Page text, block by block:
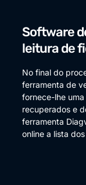
Software
leitura de
No final do
ferramenta de
fornece-lhe
recuperados e
ferramenta
online a lista